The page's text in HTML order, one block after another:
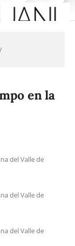
/
en la
del Valle de
del Valle de
del Valle de